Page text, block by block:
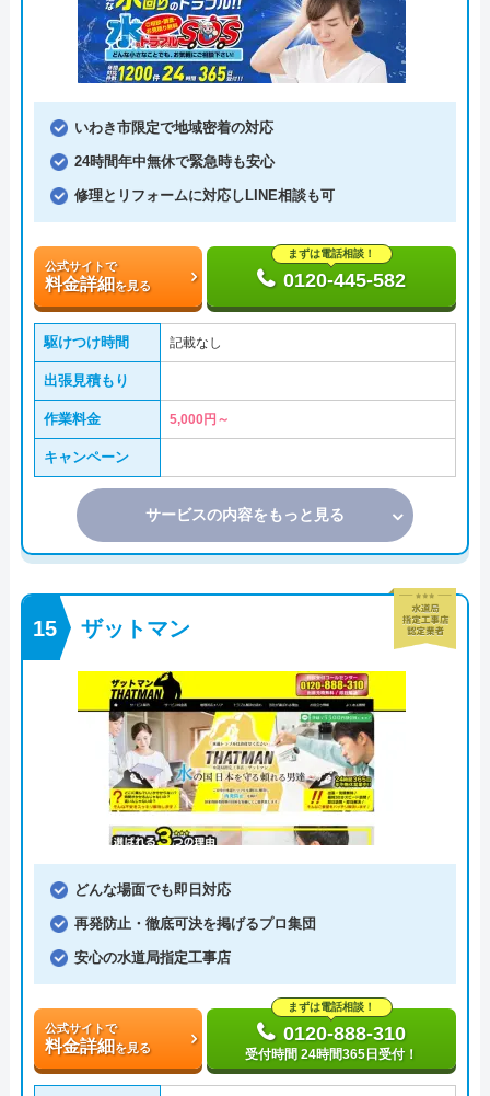
いわき市限定で地域密着の対応
24時間年中無休で緊急時も安心
修理とリフォームに対応しLINE相談も可
公式サイトで
料金詳細を見る
まずは電話相談！
0120-445-582
駆けつけ時間 記載なし
出張見積もり
作業料金 5,000円～
キャンペーン
サービスの内容をもっと見る
ザットマン
どんな場面でも即日対応
再発防止・徹底可決を掲げるプロ集団
安心の水道局指定工事店
公式サイトで
料金詳細を見る
まずは電話相談！
0120-888-310
受付時間 24時間365日受付！